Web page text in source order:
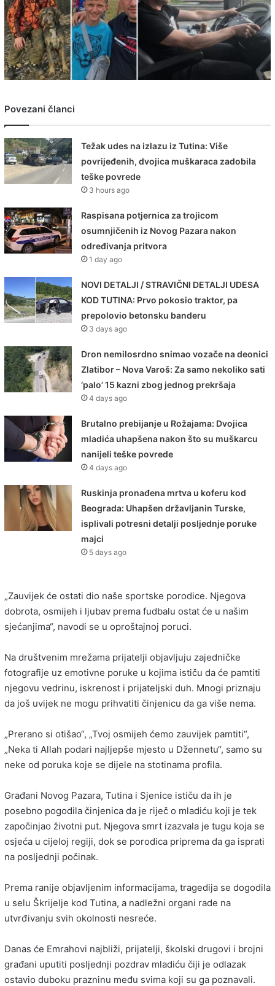
Povezani članci
Težak udes na izlazu iz Tutina: Više
povrijeđenih, dvojica muškaraca zadobila
teške povrede
3 hours ago
Raspisana potjernica za trojicom
osumnjičenih iz Novog Pazara nakon
određivanja pritvora
1 day ago
NOVI DETALJI / STRAVIČNI DETALJI UDESA
KOD TUTINA: Prvo pokosio traktor, pa
prepolovio betonsku banderu
3 days ago
Dron nemilosrdno snimao vozače na deonici
Zlatibor – Nova Varoš: Za samo nekoliko sati
‘palo’ 15 kazni zbog jednog prekršaja
4 days ago
Brutalno prebijanje u Rožajama: Dvojica
mladića uhapšena nakon što su muškarcu
nanijeli teške povrede
4 days ago
Ruskinja pronađena mrtva u koferu kod
Beograda: Uhapšen državljanin Turske,
isplivali potresni detalji posljednje poruke
majci
5 days ago
„Zauvijek će ostati dio naše sportske porodice. Njegova
dobrota, osmijeh i ljubav prema fudbalu ostat će u našim
sjećanjima“, navodi se u oproštajnoj poruci.
Na društvenim mrežama prijatelji objavljuju zajedničke
fotografije uz emotivne poruke u kojima ističu da će pamtiti
njegovu vedrinu, iskrenost i prijateljski duh. Mnogi priznaju
da još uvijek ne mogu prihvatiti činjenicu da ga više nema.
„Prerano si otišao“, „Tvoj osmijeh ćemo zauvijek pamtiti“,
„Neka ti Allah podari najljepše mjesto u Džennetu“, samo su
neke od poruka koje se dijele na stotinama profila.
Građani Novog Pazara, Tutina i Sjenice ističu da ih je
posebno pogodila činjenica da je riječ o mladiću koji je tek
započinjao životni put. Njegova smrt izazvala je tugu koja se
osjeća u cijeloj regiji, dok se porodica priprema da ga isprati
na posljednji počinak.
Prema ranije objavljenim informacijama, tragedija se dogodila
u selu Škrijelje kod Tutina, a nadležni organi rade na
utvrđivanju svih okolnosti nesreće.
Danas će Emrahovi najbliži, prijatelji, školski drugovi i brojni
građani uputiti posljednji pozdrav mladiću čiji je odlazak
ostavio duboku prazninu među svima koji su ga poznavali.